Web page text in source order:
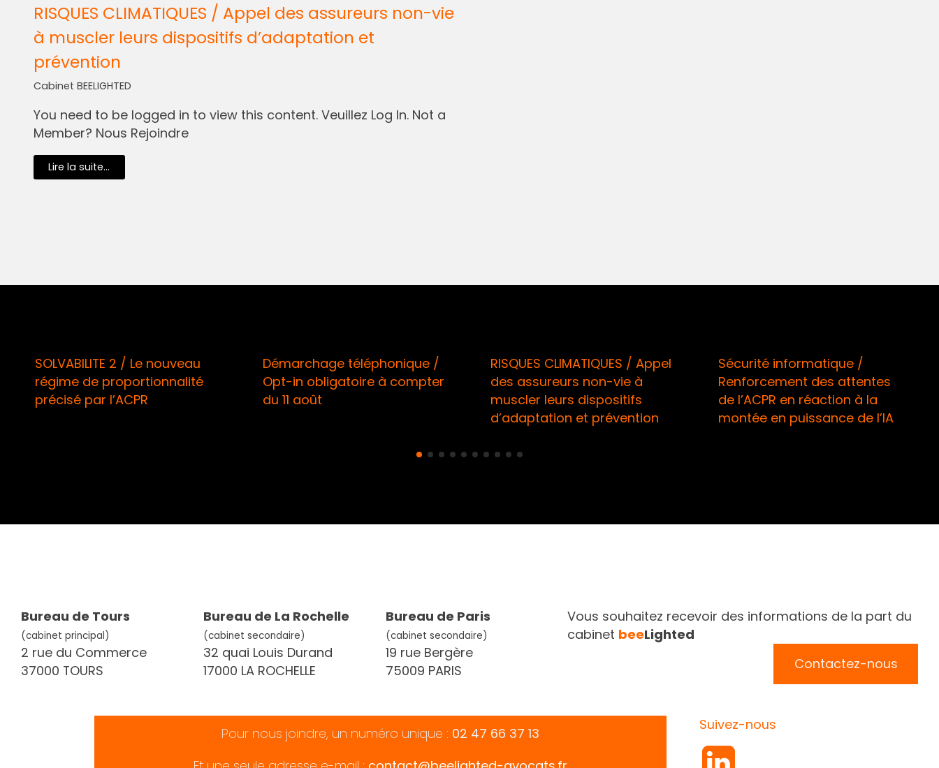
RISQUES CLIMATIQUES / Appel des assureurs non-vie
à muscler leurs dispositifs d’adaptation et
prévention
Cabinet BEELIGHTED
You need to be logged in to view this content. Veuillez Log In. Not a
Member? Nous Rejoindre
Lire la suite...
SOLVABILITE 2 / Le nouveau
régime de proportionnalité
précisé par l’ACPR
Démarchage téléphonique /
Opt-in obligatoire à compter
du 11 août
RISQUES CLIMATIQUES / Appel
des assureurs non-vie à
muscler leurs dispositifs
d’adaptation et prévention
Sécurité informatique /
Renforcement des attentes
de l’ACPR en réaction à la
montée en puissance de l’IA
Bureau de Tours
(cabinet principal)
2 rue du Commerce
37000 TOURS
Bureau de La Rochelle
(cabinet secondaire)
32 quai Louis Durand
17000 LA ROCHELLE
Bureau de Paris
(cabinet secondaire)
19 rue Bergère
75009 PARIS
Vous souhaitez recevoir des informations de la part du
cabinet beeLighted
Contactez-nous
Pour nous joindre, un numéro unique : 02 47 66 37 13
Suivez-nous